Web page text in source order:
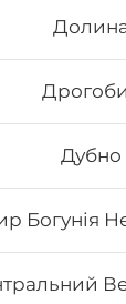
Дубно
Богунія
авокадо,